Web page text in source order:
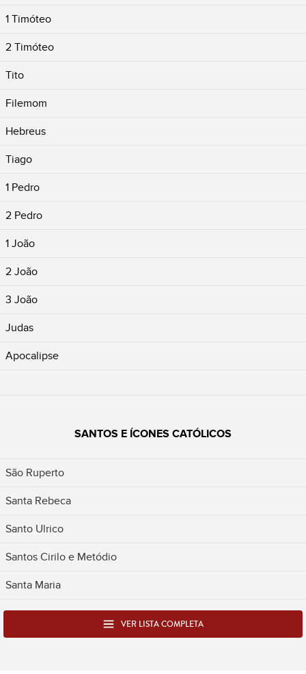
1 Timóteo
2 Timóteo
Tito
Filemom
Hebreus
Tiago
1 Pedro
2 Pedro
1 João
2 João
3 João
Judas
Apocalipse
SANTOS E ÍCONES CATÓLICOS
São Ruperto
Santa Rebeca
Santo Ulrico
Santos Cirilo e Metódio
Santa Maria
VER LISTA COMPLETA